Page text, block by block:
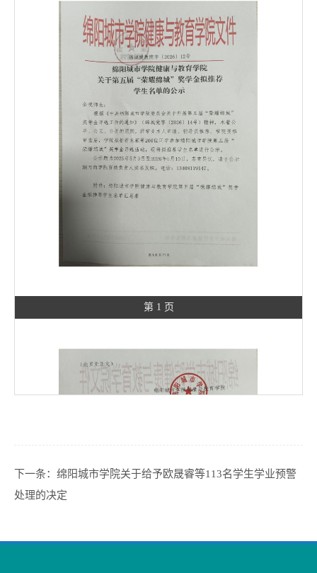
第 1 页
下一条： 绵阳城市学院关于给予欧晟睿等113名学生学业预警
处理的决定